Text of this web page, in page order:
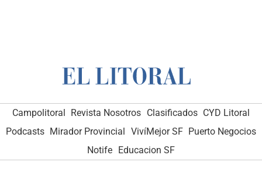
Campolitoral Revista Nosotros Clasificados CYD Litoral
Podcasts Mirador Provincial VivíMejor SF Puerto Negocios
Notife Educacion SF